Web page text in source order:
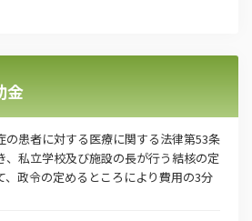
金
の患者に対する医療に関する法律第53条
、私立学校及び施設の長が行う結核の定
、政令の定めるところにより費用の3分